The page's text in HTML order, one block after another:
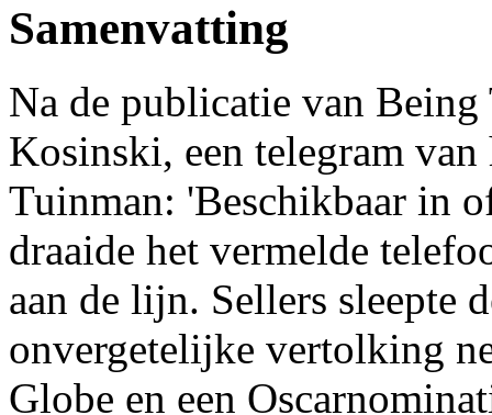
Samenvatting
Na de publicatie van
Kosinski, een telegram van
Tuinman: 'Beschikbaar in
draaide het vermelde
aan de lijn. Sellers sleepte
onvergetelijke vertolking
Globe en een